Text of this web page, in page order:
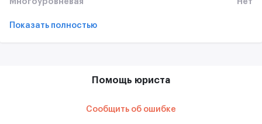
Показать полностью
Помощь юриста
Сообщить об ошибке